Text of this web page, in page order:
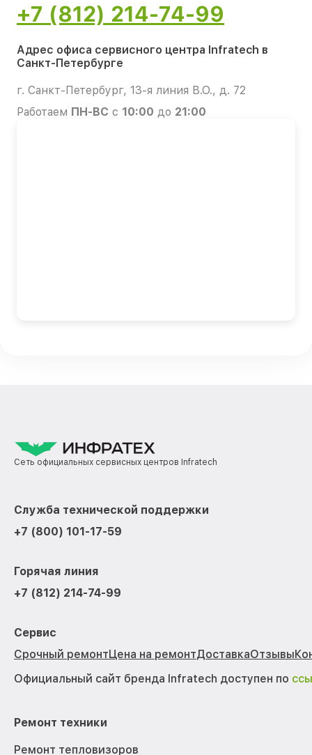
+7 (812) 214-74-99
Адрес офиса сервисного центра Infratech в
Санкт-Петербурге
г. Санкт-Петербург, 13-я линия В.О., д. 72
Работаем ПН-ВС с 10:00 до 21:00
Сеть официальных сервисных центров Infratech
Служба технической поддержки
+7 (800) 101-17-59
Горячая линия
+7 (812) 214-74-99
Сервис
Срочный ремонтЦена на ремонтДоставкаОтзывы
Официальный сайт бренда Infratech доступен по
Ремонт техники
Ремонт тепловизоров